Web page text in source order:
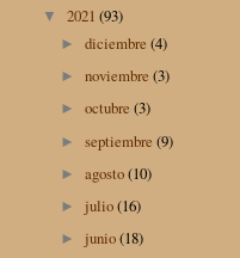
▼ 2021 (93)
►diciembre(4)
►noviembre(3)
►octubre(3)
►septiembre(9)
►agosto(10)
► julio(16)
► junio(18)